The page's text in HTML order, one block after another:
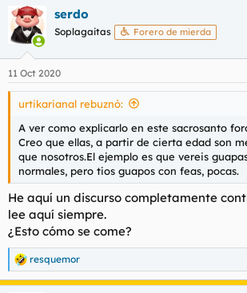
serdo
Soplagaitas Forero de mierda
11 Oct 2020
urtikarianal rebuznó:
A ver como explicarlo en este sacrosanto
Creo que ellas, a partir de cierta edad son
que nosotros.El ejemplo es que vereis
normales, pero tios guapos con feas, pocas.
He aquí un discurso completamente
lee aquí siempre.
¿Esto cómo se come?
R
e
a
resquemor